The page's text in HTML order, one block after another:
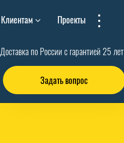
Клиентам Проекты ...
Доставка по России с гарантией 25 лет
Задать вопрос